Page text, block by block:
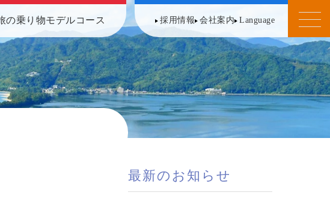
の乗り物モデルコース 採用情報 会社案内 Language
最新のお知らせ